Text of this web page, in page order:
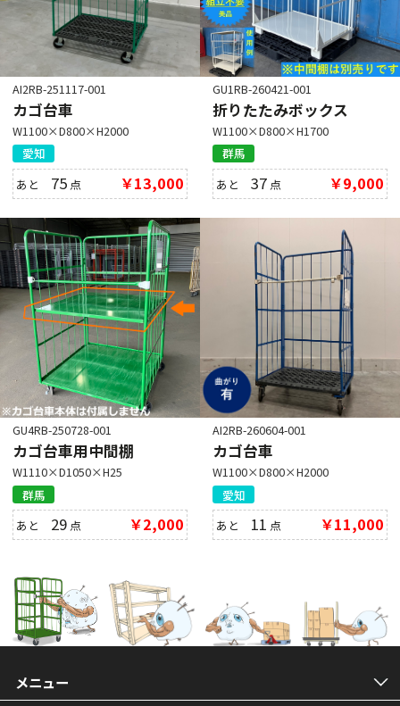
AI2RB-251117-001
カゴ台車
W1100×D800×H2000
愛知
あと 75 点 ￥13,000
GU1RB-260421-001
折りたたみボックス
W1100×D800×H1700
群馬
あと37 点 ￥9,000
GU4RB-250728-001
カゴ台車用中間棚
W1110×D1050×H25
群馬
あと 29 点 ￥2,000
AI2RB-260604-001
カゴ台車
W1100×D800×H2000
愛知
あと 11 点 ￥11,000
メニュー